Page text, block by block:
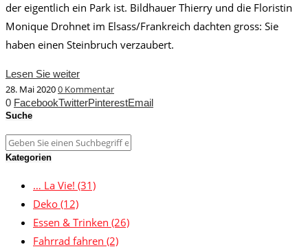
der eigentlich ein Park ist. Bildhauer Thierry und die Floristin
Monique Drohnet im Elsass/Frankreich dachten gross: Sie
haben einen Steinbruch verzaubert.
Lesen Sie weiter
28. Mai 20200 Kommentar
0 FacebookTwitterPinterestEmail
Suche
Kategorien
… La Vie! (31)
Deko (12)
Essen & Trinken (26)
Fahrrad fahren (2)